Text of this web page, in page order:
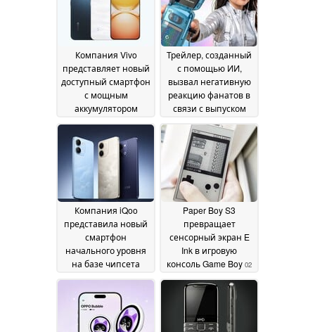
Компания Vivo
представляет новый
доступный смартфон
с мощным
аккумулятором
07 July 2026
Трейлер, созданный
с помощью ИИ,
вызвал негативную
реакцию фанатов в
связи с выпуском
8020 на фоне
снижения цены04
July 2026
Компания iQoo
представила новый
смартфон
начального уровня
на базе чипсета
03
July 2026
Paper Boy S3
превращает
сенсорный экран E
Ink в игровую
консоль Game Boy 02
July 2026